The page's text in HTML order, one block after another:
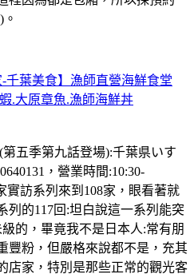
-千葉美食】漁師直營海鮮食堂
.大原章魚.漁師海鮮丼
五季第九話登場):千葉県いす
，營業時間:10:30-
實訪系列來到108家，眼看著就
列的117回:坦白說這一系列能突
的，畢竟我不是日本人:常有朋
豐粉，但嚴格來說都不是，充其
店家，特別是那些正常的觀光客